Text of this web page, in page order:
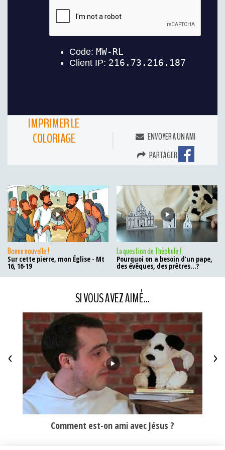
IMPRIMER LE
COLORIAGE
ENVOYER À UN AMI
PARTAGER
Bonne nouvelle /
Sur cette pierre, mon Église - Mt
16, 16-19
La question de Théobule /
Pourquoi on a besoin d'un pape,
des évêques, des prêtres...?
SI VOUS AVEZ AIMÉ...
Comment est-on ami avec Jésus ?
< >